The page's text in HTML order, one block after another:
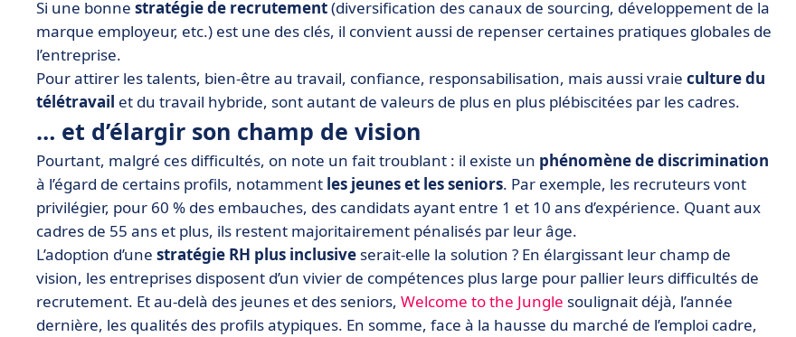
Si une bonne stratégie de recrutement(diversification des canaux de sourcing, développement de la
marque employeur, etc.) est une des clés, il convient aussi de repenser certaines pratiques globales de
l’entreprise.
Pour attirer les talents, bien-être au travail, confiance, responsabilisation, mais aussi vraie culture du
télétravail et du travail hybride, sont autant de valeurs de plus en plus plébiscitées par les cadres.
… et d’élargir son champ de vision
Pourtant, malgré ces difficultés, on note un fait troublant : il existe un phénomène de discrimination
à l’égard de certains profils, notamment les jeunes et les seniors. Par exemple, les recruteurs vont
privilégier, pour 60 % des embauches, des candidats ayant entre 1 et 10 ans d’expérience. Quant aux
cadres de 55 ans et plus, ils restent majoritairement pénalisés par leur âge.
L’adoption d’une stratégie RH plus inclusive serait-elle la solution ? En élargissant leur champ de
vision, les entreprises disposent d’un vivier de compétences plus large pour pallier leurs difficultés de
recrutement. Et au-delà des jeunes et des seniors, Welcome to the Jungle soulignait déjà, l’année
dernière, les qualités des profils atypiques. En somme, face à la hausse du marché de l’emploi cadre,